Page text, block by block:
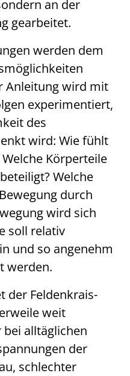
an der
gearbeitet.
werden dem
Anleitung wird mit
experimentiert,
des
wird: Wie fühlt
Körperteile
Welche
durch
wird sich
soll relativ
und so angenehm
werden.
der Feldenkrais-
weit
alltäglichen
der
schlechter